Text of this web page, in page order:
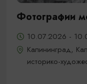
Фотографии
10.07.2026 -
Калининград,
историко-